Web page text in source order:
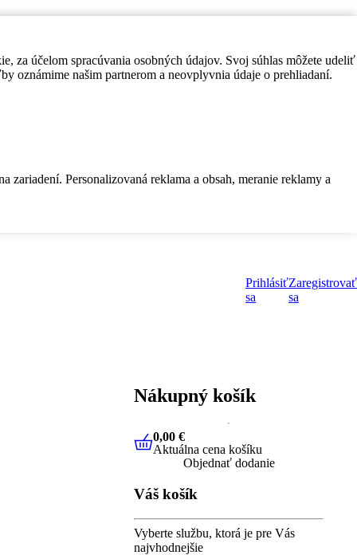
za účelom spracúvania osobných údajov. Svoj súhlas môžete udeliť
oznámime našim partnerom a neovplyvnia údaje o prehliadaní.
Personalizovaná reklama a obsah, meranie reklamy a
Prihlásiť
sa
Zaregistrovať
sa
Nákupný košík
0,00 €Aktuálna cena košíku
0,00 €
Aktuálna cena košíku
Objednať dodanie
Váš košík
Vyberte službu, ktorá je pre Vás
najvhodnejšie